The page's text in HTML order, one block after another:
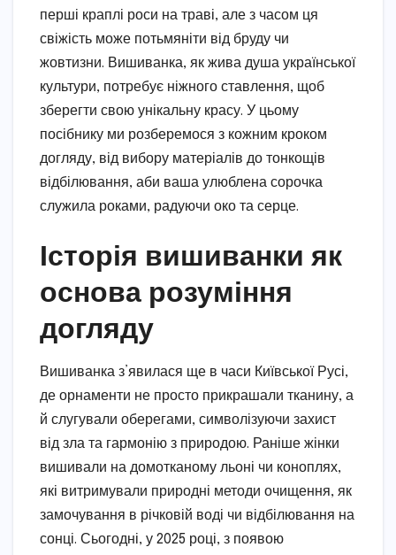
перші краплі роси на траві, але з часом ця
свіжість може потьмяніти від бруду чи
жовтизни. Вишиванка, як жива душа української
культури, потребує ніжного ставлення, щоб
зберегти свою унікальну красу. У цьому
посібнику ми розберемося з кожним кроком
догляду, від вибору матеріалів до тонкощів
відбілювання, аби ваша улюблена сорочка
служила роками, радуючи око та серце.
Історія вишиванки як
основа розуміння
догляду
Вишиванка з’явилася ще в часи Київської Русі,
де орнаменти не просто прикрашали тканину, а
й слугували оберегами, символізуючи захист
від зла та гармонію з природою. Раніше жінки
вишивали на домотканому льоні чи коноплях,
які витримували природні методи очищення, як
замочування в річковій воді чи відбілювання на
сонці. Сьогодні, у 2025 році, з появою